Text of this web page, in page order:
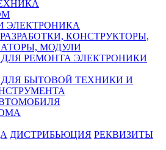
ЭЛЕКТРОНИКА
КОНСТРУКТОРЫ,
МОДУЛИ
РЕМОНТА ЭЛЕКТРОНИКИ
БЫТОВОЙ ТЕХНИКИ И
ДИСТРИБЬЮЦИЯ РЕКВИЗИТЫ